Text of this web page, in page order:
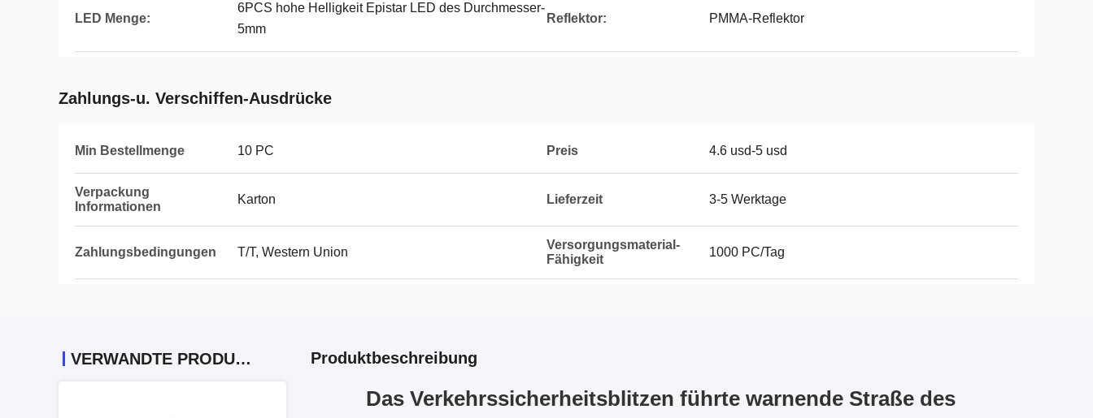
LED Menge:
6PCS hohe Helligkeit Epistar LED des Durchmesser-
5mm
Reflektor: PMMA-Reflektor
Zahlungs-u. Verschiffen-Ausdrücke
Min Bestellmenge 10 PC Preis 4.6 usd-5 usd
Verpackung
Informationen
Karton Lieferzeit 3-5 Werktage
Zahlungsbedingungen T/T, Western Union
Versorgungsmaterial-
Fähigkeit
1000 PC/Tag
VERWANDTE PRODUKTE Produktbeschreibung
Das Verkehrssicherheitsblitzen führte warnende Straße des